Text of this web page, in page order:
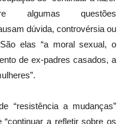
algumas questões
dúvida, controvérsia ou
elas “a moral sexual, o
de ex-padres casados, a
“resistência a mudanças”
a refletir sobre os